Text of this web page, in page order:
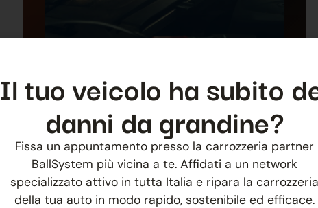
4. Réparation
Il tuo veicolo ha subito
danni da grandine?
Fissa un appuntamento presso la carrozzeria partner
BallSystem più vicina a te. Affidati a un network
specializzato attivo in tutta Italia e ripara la carrozzeria
della tua auto in modo rapido, sostenibile ed efficace.